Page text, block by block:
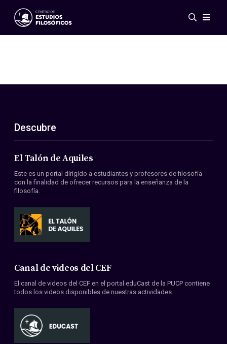
Eventos
ES
EN
Acerca de nosotros
Miembros
Convenios
Descubre
El Talón de Aquiles
Este es un portal dirigido a estudiantes y profesores de filosofía
con la finalidad de ofrecer recursos para la enseñanza de la
filosofía.
Canal de videos del CEF
El canal de videos del CEF en el portal eduCast de la PUCP contiene
todos los videos disponibles de nuestras actividades.